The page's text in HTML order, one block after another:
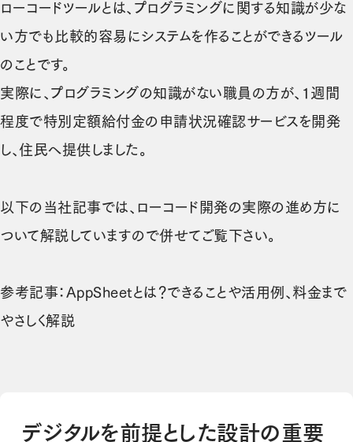
ローコードツールとは、プログラミングに関する知識が少な
い方でも比較的容易にシステムを作ることができるツール
のことです。
実際に、プログラミングの知識がない職員の方が、1週間
程度で特別定額給付金の申請状況確認サービスを開発
し、住民へ提供しました。
以下の当社記事では、ローコード開発の実際の進め方に
ついて解説していますので併せてご覧下さい。
参考記事： AppSheetとは？できることや活用例、料金まで
やさしく解説
デジタルを前提とした設計の重要